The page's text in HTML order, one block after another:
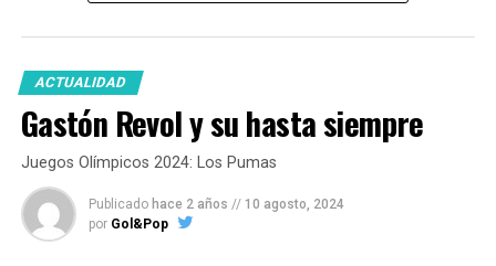
“El – José Torres –
me dijo medalla o
yeso”
ACTUALIDAD
Gastón Revol y su hasta siempre
Juegos Olímpicos 2024: Los Pumas
Publicado hace 2 años // 10 agosto, 2024
por Gol&Pop